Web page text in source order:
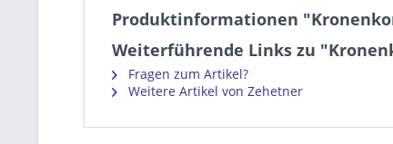
Produktinformationen
Weiterführende Links zu
Fragen zum Artikel?
Weitere Artikel von Zehetner